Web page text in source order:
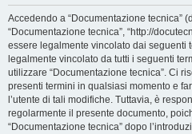
Accedendo a “Documentazione tecnica”
“Documentazione tecnica”, “http://
essere legalmente vincolato dai seguenti
legalmente vincolato da tutti i seguenti
utilizzare “Documentazione tecnica”. Ci
presenti termini in qualsiasi momento e
l’utente di tali modifiche. Tuttavia, è
regolarmente il presente documento,
“Documentazione tecnica” dopo